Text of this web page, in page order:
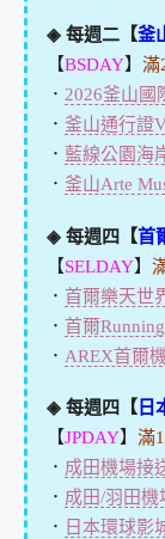
◈ 每週二【釜
【BSDAY】 滿
． 2026釜山國
． 釜山通行證
． 藍線公園海
． 釜山Arte
◈ 每週四【首
【SELDAY】
． 首爾樂天世
． 首爾
． AREX首爾
◈ 每週四【日
【JPDAY】 滿
． 成田機場接
． 成田/羽田機
． 日本環球影